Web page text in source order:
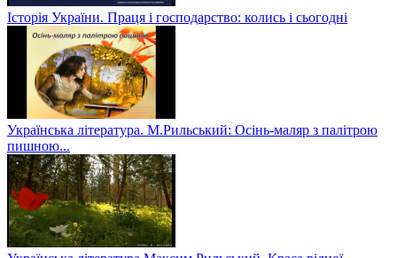
Історія України. Праця і господарство: колись і сьогодні
Українська література. М.Рильський: Осінь-маляр з палітрою
пишною...